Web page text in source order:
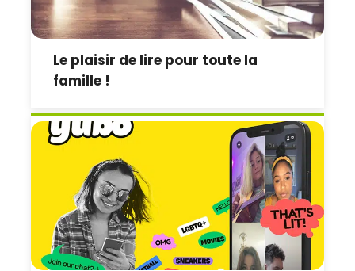
Le plaisir de lire pour toute la
famille !